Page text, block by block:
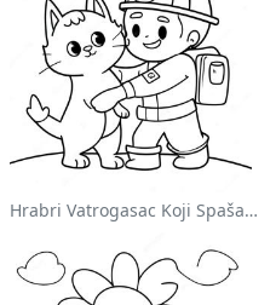
Hrabri Vatrogasac Koji Spašava Mačku Za Bojanje